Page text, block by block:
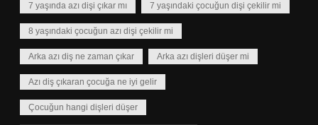
7 yaşında azı dişi çıkar mı 7 yaşındaki çocuğun dişi çekilir mi
8 yaşındaki çocuğun azı dişi çekilir mi
Arka azı diş ne zaman çıkar Arka azı dişleri düşer mi
Azı diş çıkaran çocuğa ne iyi gelir
Çocuğun hangi dişleri düşer